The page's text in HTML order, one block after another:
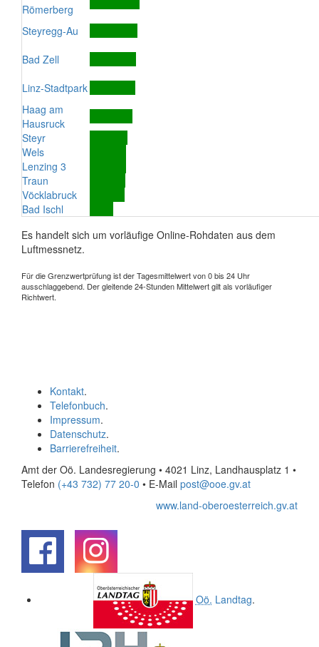
Römerberg
Steyregg-Au
Bad Zell
Linz-Stadtpark
Haag am
Hausruck
Steyr
Wels
Lenzing 3
Traun
Vöcklabruck
Bad Ischl
Es handelt sich um vorläufige Online-Rohdaten aus dem
Luftmessnetz.
Für die Grenzwertprüfung ist der Tagesmittelwert von 0 bis 24 Uhr
ausschlaggebend. Der gleitende 24-Stunden Mittelwert gilt als vorläufiger
Richtwert.
Kontakt.
Telefonbuch.
Impressum.
Datenschutz.
Barrierefreiheit.
Amt der Oö. Landesregierung • 4021 Linz, Landhausplatz 1 •
Telefon (+43 732) 77 20-0 • E-Mail post@ooe.gv.at
www.land-oberoesterreich.gv.at
Oö. Landtag.